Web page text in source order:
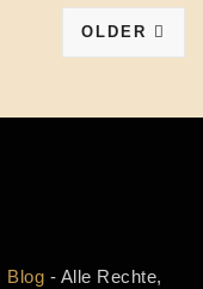
OLDER
Blog - Alle Rechte,